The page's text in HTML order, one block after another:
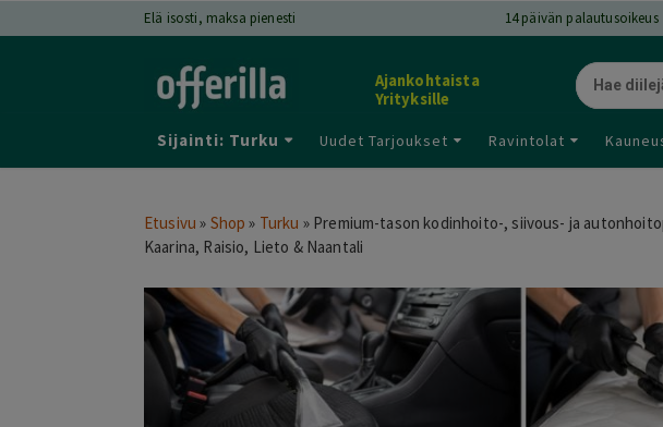
Elä isosti, maksa pienesti 14päivän palautusoikeus
Ajankohtaista
Yrityksille
Sijainti: Turku Uudet Tarjoukset Ravintolat
Etusivu » Shop » Turku » Premium-tason kodinhoito-, siivous- ja
Kaarina, Raisio, Lieto & Naantali